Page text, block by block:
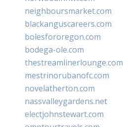
neighboursmarket.com
blackanguscareers.com
bolesfororegon.com
bodega-ole.com
thestreamlinerlounge.com
mestrinorubanofc.com
novelatherton.com
nassvalleygardens.net
electjohnstewart.com